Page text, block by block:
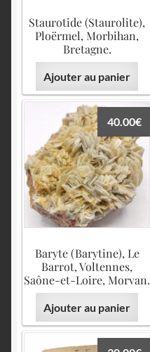
Staurotide (Staurolite),
Ploërmel, Morbihan,
Bretagne.
Ajouter au panier
Baryte (Barytine), Le
Barrot, Voltennes,
Saône-et-Loire, Morvan.
40.00€
Ajouter au panier